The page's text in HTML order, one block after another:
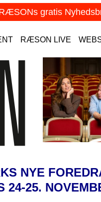
RÆSON LIVE
NYE
24-25.